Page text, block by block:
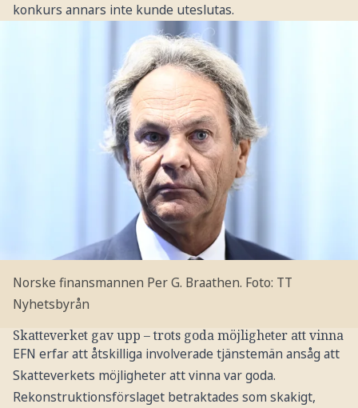
konkurs annars inte kunde uteslutas.
Norske finansmannen Per G. Braathen. Foto: TT
Nyhetsbyrån
Skatteverket gav upp – trots goda möjligheter att vinna
EFN erfar att åtskilliga involverade tjänstemän ansåg att
Skatteverkets möjligheter att vinna var goda.
Rekonstruktionsförslaget betraktades som skakigt,